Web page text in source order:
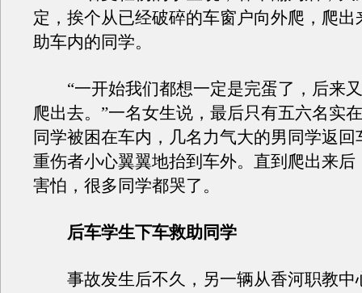
定，挨个从已经破碎的车窗户向外爬，爬出
助车内的同学。
“一开始我们都想一定是完蛋了，后来
爬出去。”一名女生说，最后只有五六名实
同学被困在车内，几名力气大的男同学返回
重伤者小心翼翼地抬到车外。直到爬出来后
害怕，很多同学都哭了。
后车学生下车救助同学
事故发生后不久，另一辆从香河职教中